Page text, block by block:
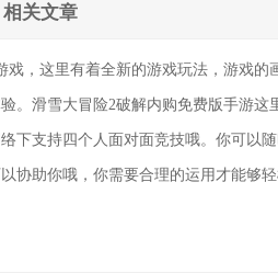
相关文章
，这里有着全新的游戏玩法，游戏的
。滑雪大冒险2破解内购免费版手游这
下支持四个人面对面竞技哦。你可以
协助你哦，你需要合理的运用才能够轻